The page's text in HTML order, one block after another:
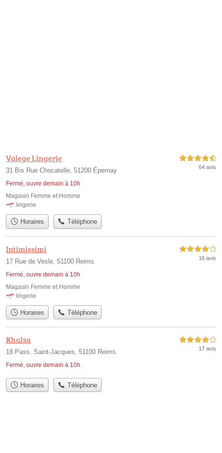
Valege Lingerie
31 Bis Rue Chocatelle, 51200 Épernay
Fermé, ouvre demain à 10h
4,5 étoiles sur 5
64 avis
Magasin Femme et Homme
lingerie
Horaires Téléphone
Intimissimi
17 Rue de Vesle, 51100 Reims
Fermé, ouvre demain à 10h
4,0 étoiles sur 5
16 avis
Magasin Femme et Homme
lingerie
Horaires Téléphone
Khalsa
18 Pass. Saint-Jacques, 51100 Reims
Fermé, ouvre demain à 10h
4,0 étoiles sur 5
17 avis
Horaires Téléphone